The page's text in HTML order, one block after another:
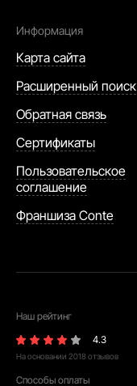
Информация
Карта сайта
Расширенный поиск
Обратная связь
Сертификаты
Пользовательское
соглашение
Франшиза Conte
Наш рейтинг
4.3
На основании 2018 отзывов
Способы оплаты